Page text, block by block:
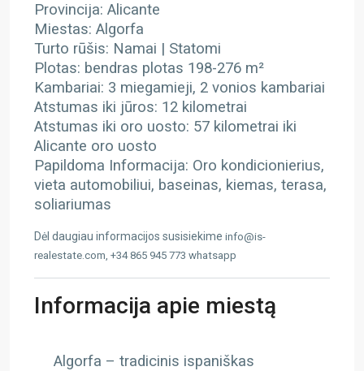
Provincija: Alicante
Miestas: Algorfa
Turto rūšis: Namai | Statomi
Plotas: bendras plotas 198-276 m²
Kambariai: 3 miegamieji, 2 vonios kambariai
Atstumas iki jūros: 12 kilometrai
Atstumas iki oro uosto: 57 kilometrai iki
Alicante oro uosto
Papildoma Informacija: Oro kondicionierius,
vieta automobiliui, baseinas, kiemas, terasa,
soliariumas
Dėl daugiau informacijos susisiekime info@is-
realestate.com, +34 865 945 773 whatsapp
Informacija apie miestą
Algorfa – tradicinis ispaniškas